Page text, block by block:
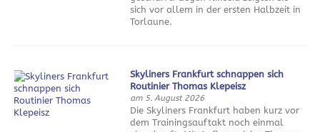
sich vor allem in der ersten Halbzeit in
Torlaune.
Skyliners Frankfurt schnappen sich
Routinier Thomas Klepeisz
am 5. August 2026
Die Skyliners Frankfurt haben kurz vor
dem Trainingsauftakt noch einmal